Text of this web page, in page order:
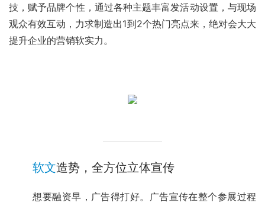
技，赋予品牌个性，通过各种主题丰富发活动设置，与现场
观众有效互动，力求制造出1到2个热门亮点来，绝对会大大
提升企业的营销软实力。
软文造势，全方位立体宣传
	想要融资早，广告得打好。广告宣传在整个参展过程